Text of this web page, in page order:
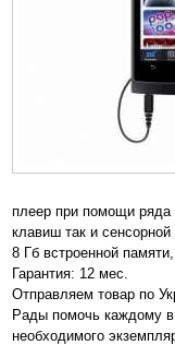
плеер при помощи ряда
клавиш так и
8 Гб встроенной
Гарантия: 12 мес.
Отправляем товар по
Рады помочь каждому в
необходимого